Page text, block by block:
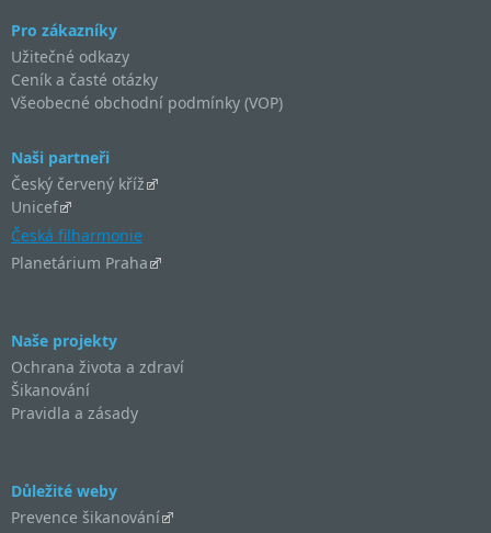
Pro zákazníky
Užitečné odkazy
Ceník a časté otázky
Všeobecné obchodní podmínky (VOP)
Naši partneři
Český červený kříž
Unicef
Česká filharmonie
Planetárium Praha
Naše projekty
Ochrana života a zdraví
Šikanování
Pravidla a zásady
Důležité weby
Prevence šikanování